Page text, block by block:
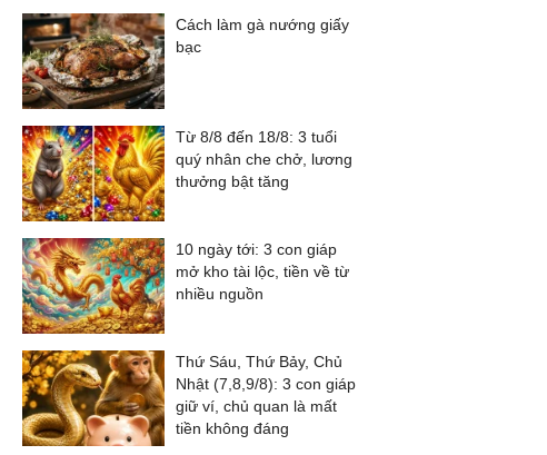
Cách làm gà nướng giấy
bạc
Từ 8/8 đến 18/8: 3 tuổi
quý nhân che chở, lương
thưởng bật tăng
10 ngày tới: 3 con giáp
mở kho tài lộc, tiền về từ
nhiều nguồn
Thứ Sáu, Thứ Bảy, Chủ
Nhật (7,8,9/8): 3 con giáp
giữ ví, chủ quan là mất
tiền không đáng